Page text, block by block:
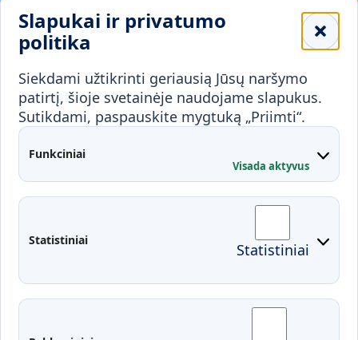
Slapukai ir privatumo
politika
Siekdami užtikrinti geriausią Jūsų naršymo
patirtį, šioje svetainėje naudojame slapukus.
Sutikdami, paspauskite mygtuką „Priimti“.
Funkciniai
Visada aktyvus
Statistiniai Statistiniai
Mokykloms
Visuomenei ir verslui
Mokymai ir konsultavimas
Partnerystės
Karjera
Kontaktai
Administracija
Fakultetai
Studentų atstovybė
Moodle
EDINA